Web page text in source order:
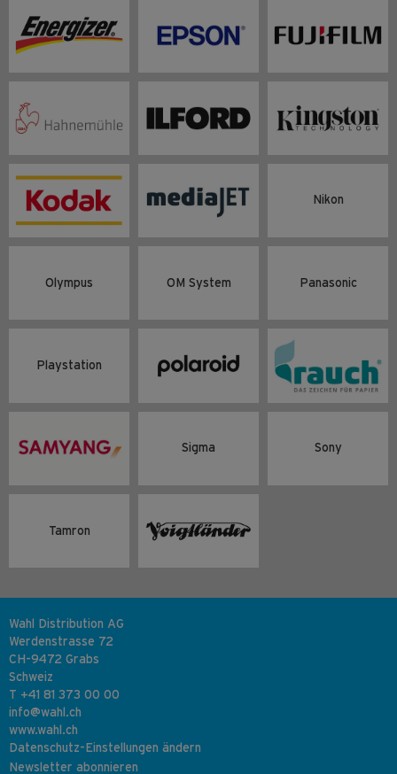
Nikon
Olympus OM System Panasonic
Playstation
Sigma Sony
Tamron
Wahl Distribution AG
Werdenstrasse 72
CH-9472 Grabs
Schweiz
T +41 81 373 00 00
info@wahl .ch
www.wahl.ch
Datenschutz-Einstellungen ändern
Newsletter abonnieren